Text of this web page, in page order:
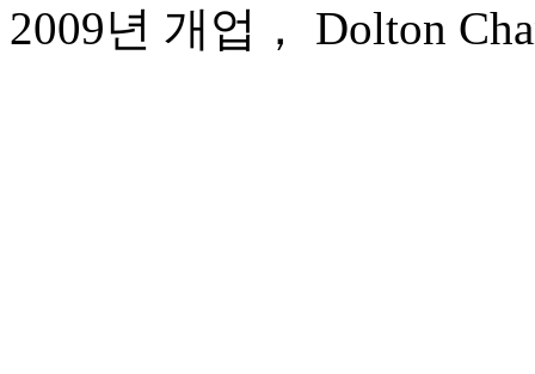
2009년 개업， Dolton